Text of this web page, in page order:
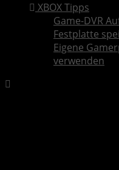
XBOX Tipps
Game-DVR
Festplatte
Eigene
verwenden